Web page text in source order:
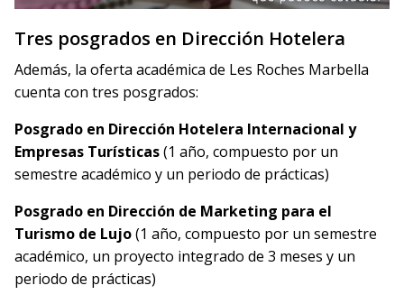
Tres posgrados en Dirección Hotelera
Además, la oferta académica de Les Roches Marbella
cuenta con tres posgrados:
Posgrado en Dirección Hotelera Internacional y
Empresas Turísticas(1 año, compuesto por un
semestre académico y un periodo de prácticas)
Posgrado en Dirección de Marketing para el
Turismo de Lujo(1 año, compuesto por un semestre
académico, un proyecto integrado de 3 meses y un
periodo de prácticas)